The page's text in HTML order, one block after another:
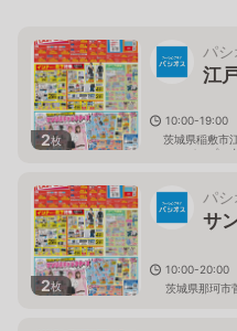
2枚
パシ
江
10:00-19:00
茨城県稲敷市
ー（パンプ）内
2枚
パシ
サ
10:00-20:00
茨城県那珂市